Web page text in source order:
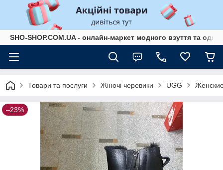
SHO-SHOP.COM.UA - онлайн-маркет модного взуття та
Товари та послуги Жіночі черевики UGG
–23%